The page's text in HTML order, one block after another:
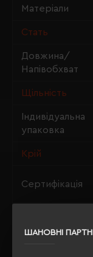
ШАНОВНІ
Матеріали
Стать
Довжина/
Напівобхват
Щільність
Індивідуальна
упаковка
Крій
Сертифікація